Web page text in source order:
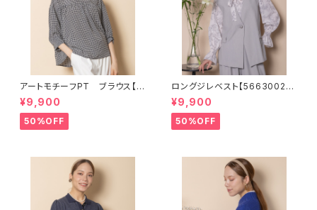
アートモチーフPT ブラウス【5
664104】
¥9,900
50%OFF
ロングジレベスト【5663002】S
ET可
¥9,900
50%OFF